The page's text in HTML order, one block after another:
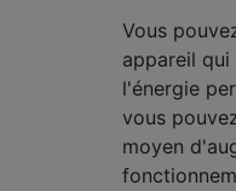
Vous
appareil
l'énergie
vous
moyen